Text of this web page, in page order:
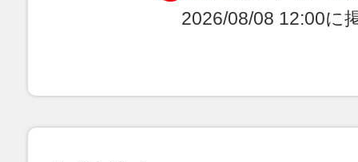
2026/08/08 12:00に